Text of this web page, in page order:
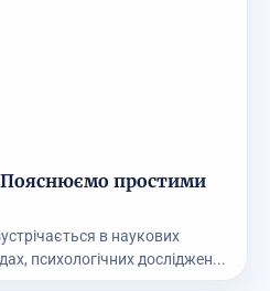
простими
в наукових
психологічних досліджен...